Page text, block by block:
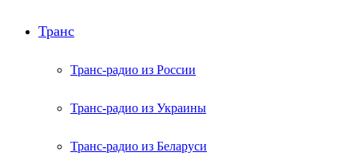
Транс
Транс-радио из России
Транс-радио из Украины
Транс-радио из Беларуси